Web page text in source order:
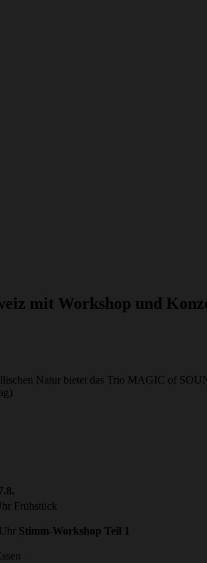
mit Workshop und
Natur bietet das Trio MAGIC of
Frühstück
Stimm-Workshop Teil 1